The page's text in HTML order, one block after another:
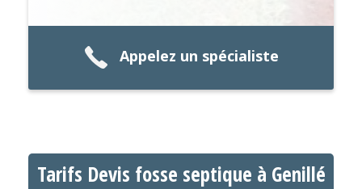
Appelez un spécialiste
Tarifs Devis fosse septique à Genillé